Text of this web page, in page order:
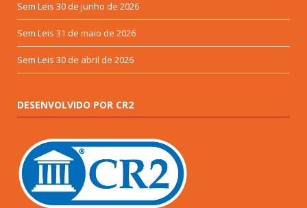
Sem Leis 30 de junho de 2026
Sem Leis 31 de maio de 2026
Sem Leis 30 de abril de 2026
DESENVOLVIDO POR CR2